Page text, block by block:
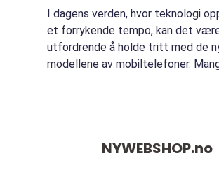
I dagens verden, hvor teknologi
et forrykende tempo, kan det
utfordrende å holde tritt med de
modellene av mobiltelefoner.
NYWEBSHOP.no